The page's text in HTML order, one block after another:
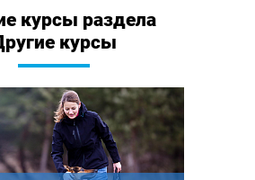
курсы раздела
курсы